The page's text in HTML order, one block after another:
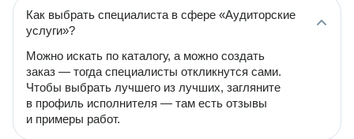
Как выбрать специалиста в сфере «Аудиторские
услуги»?
Можно искать по каталогу, а можно создать
заказ — тогда специалисты откликнутся сами.
Чтобы выбрать лучшего из лучших, загляните
в профиль исполнителя — там есть отзывы
и примеры работ.